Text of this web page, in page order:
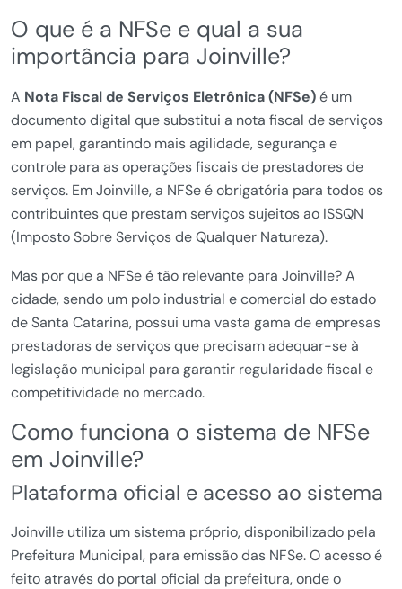
O que é a NFSe e qual a sua
importância para Joinville?
A Nota Fiscal de Serviços Eletrônica (NFSe)é um
documento digital que substitui a nota fiscal de serviços
em papel, garantindo mais agilidade, segurança e
controle para as operações fiscais de prestadores de
serviços. Em Joinville, a NFSe é obrigatória para todos os
contribuintes que prestam serviços sujeitos ao ISSQN
(Imposto Sobre Serviços de Qualquer Natureza).
Mas por que a NFSe é tão relevante para Joinville? A
cidade, sendo um polo industrial e comercial do estado
de Santa Catarina, possui uma vasta gama de empresas
prestadoras de serviços que precisam adequar-se à
legislação municipal para garantir regularidade fiscal e
competitividade no mercado.
Como funciona o sistema de NFSe
em Joinville?
Plataforma oficial e acesso ao sistema
Joinville utiliza um sistema próprio, disponibilizado pela
Prefeitura Municipal, para emissão das NFSe. O acesso é
feito através do portal oficial da prefeitura, onde o